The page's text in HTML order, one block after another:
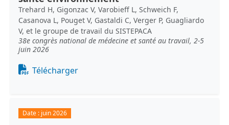
Trehard H, Gigonzac V, Varobieff L, Schweich F,
Casanova L, Pouget V, Gastaldi C, Verger P, Guagliardo
V, et le groupe de travail du SISTEPACA
38e congrès national de médecine et santé au travail, 2-5
juin 2026
Document
Télécharger
Date : juin 2026